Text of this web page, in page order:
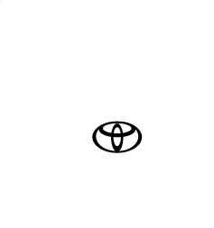
オーナ
トヨタ認定中古車
トヨタ